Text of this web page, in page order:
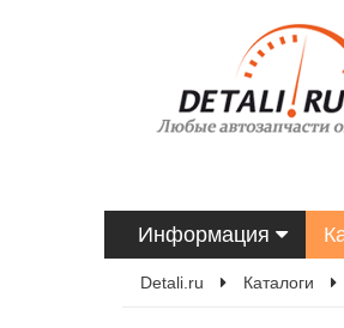
Информация
Detali.ru Каталоги